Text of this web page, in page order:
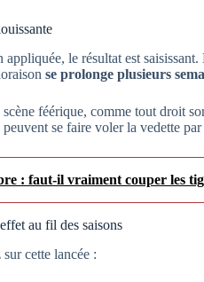
le résultat est
se prolonge plusieurs
féérique, comme tout droit
se faire voler la vedette par
: faut-il vraiment couper les
au fil des saisons
cette lancée :